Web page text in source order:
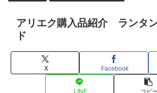
アリエク購入品紹介 ランタ
ド
X Facebook
LINE コピ